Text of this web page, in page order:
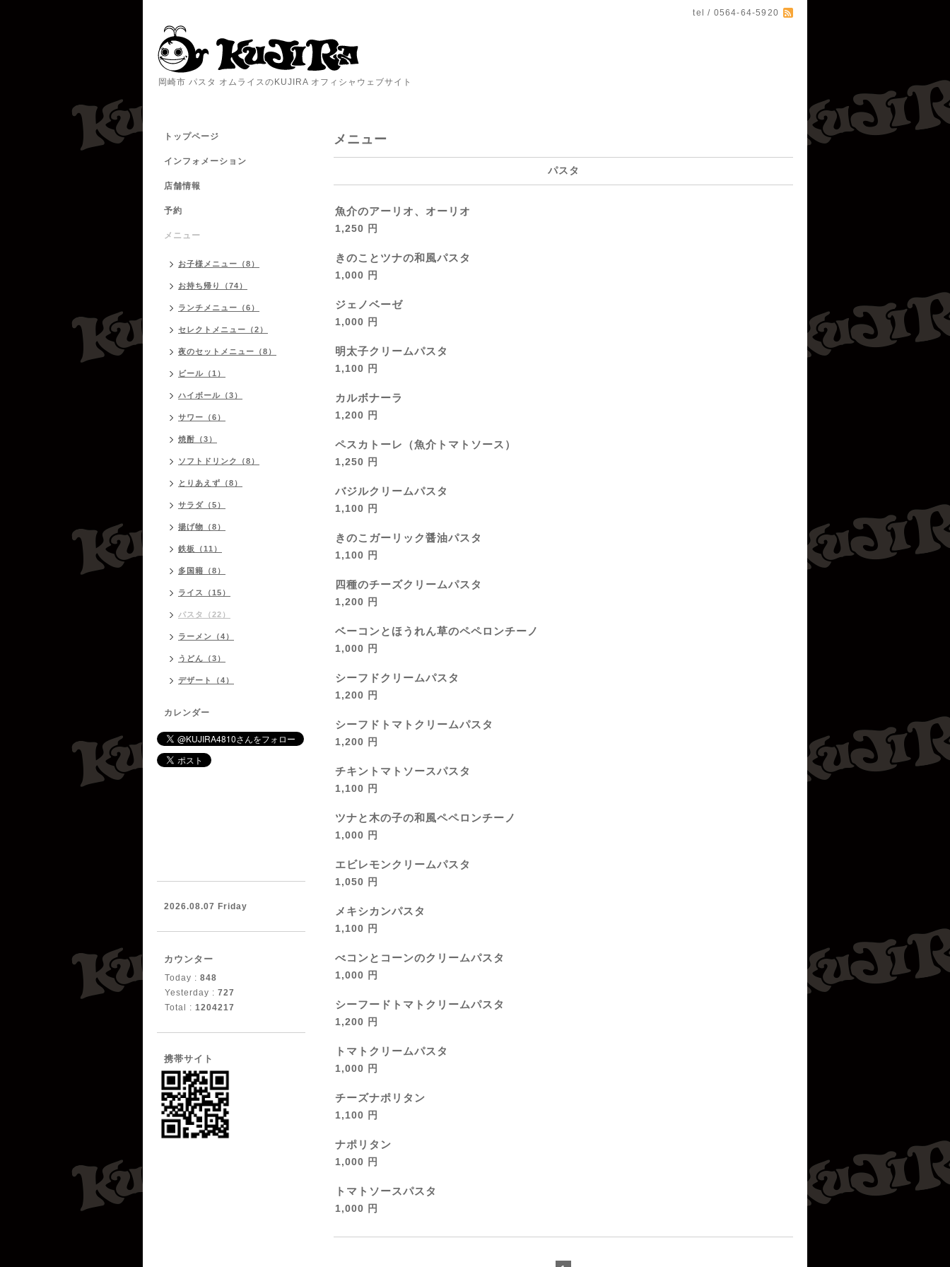
tel / 0564-64-5920
岡崎市 パスタ オムライスのKUJIRA オフィシャウェブサイト
メニュー
パスタ
魚介のアーリオ、オーリオ
1,250 円
きのことツナの和風パスタ
1,000 円
ジェノベーゼ
1,000 円
明太子クリームパスタ
1,100 円
カルボナーラ
1,200 円
ペスカトーレ（魚介トマトソース）
1,250 円
バジルクリームパスタ
1,100 円
きのこガーリック醤油パスタ
1,100 円
四種のチーズクリームパスタ
1,200 円
ベーコンとほうれん草のペペロンチーノ
1,000 円
シーフドクリームパスタ
1,200 円
シーフドトマトクリームパスタ
1,200 円
チキントマトソースパスタ
1,100 円
ツナと木の子の和風ペペロンチーノ
1,000 円
エビレモンクリームパスタ
1,050 円
メキシカンパスタ
1,100 円
べコンとコーンのクリームパスタ
1,000 円
シーフードトマトクリームパスタ
1,200 円
トマトクリームパスタ
1,000 円
チーズナポリタン
1,100 円
ナポリタン
1,000 円
トマトソースパスタ
1,000 円
トップページ
インフォメーション
店舗情報
予約
メニュー
お子様メニュー（8）
お持ち帰り（74）
ランチメニュー（6）
セレクトメニュー（2）
夜のセットメニュー（8）
ビール（1）
ハイボール（3）
サワー（6）
焼酎（3）
ソフトドリンク（8）
とりあえず（8）
サラダ（5）
揚げ物（8）
鉄板（11）
多国籍（8）
ライス（15）
パスタ（22）
ラーメン（4）
うどん（3）
デザート（4）
カレンダー
2026.08.07 Friday
カウンター
Today : 848
Yesterday : 727
Total : 1204217
携帯サイト